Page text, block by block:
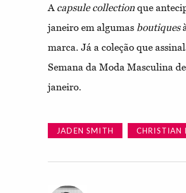
A capsule collection que
janeiro em algumas boutiques
marca. Já a coleção que
Semana da Moda Masculina
janeiro.
JADEN SMITH CHRISTIAN